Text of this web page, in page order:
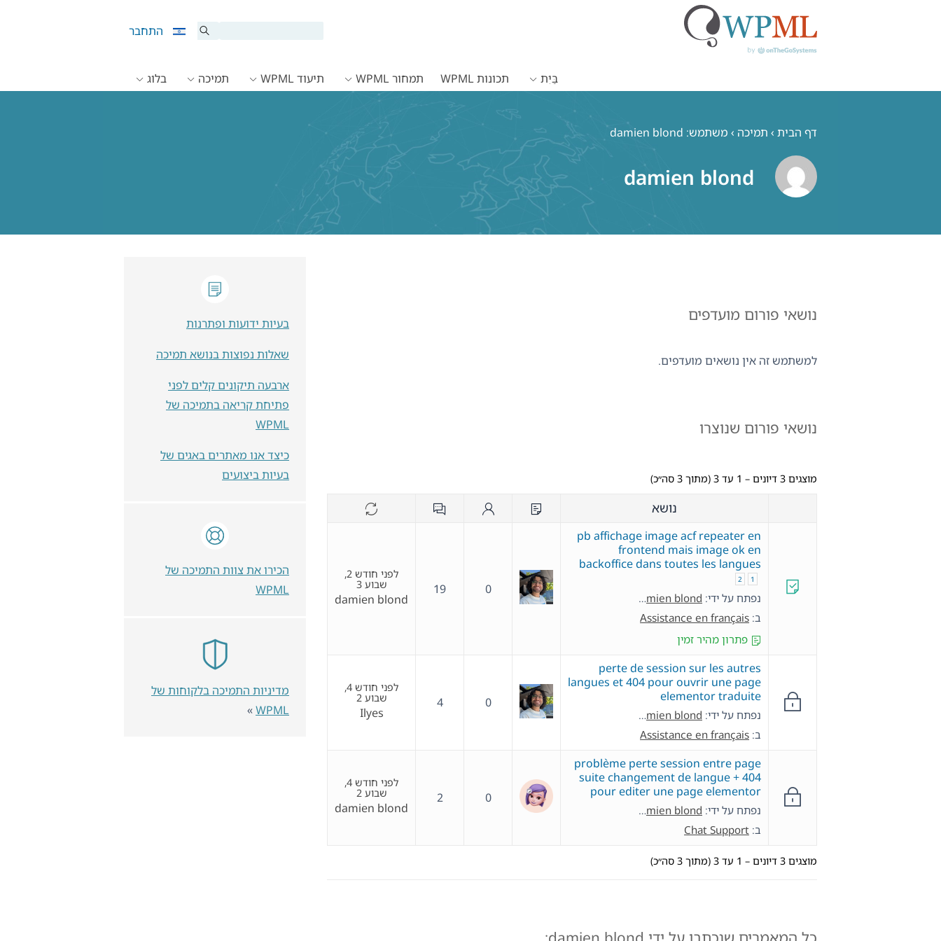
התחבר
בַּיִת תכונות WPML תמחור WPML תיעוד WPML תמיכה בלוג
דף הבית › תמיכה › משתמש: damien blond
damien blond
נושאי פורום מועדפים
למשתמש זה אין נושאים מועדפים.
נושאי פורום שנוצרו
מוצגים 3 דיונים – 1 עד 3 (מתוך 3 סה״כ)
נושא
pb affichage image acf repeater en
frontend mais image ok en
backoffice dans toutes les langues
1
2
נפתח על ידי: damien blond
ב: Assistance en français
פתרון מהיר זמין
0
19
לפני חודש 2,
שבוע 3
damien blond
perte de session sur les autres
langues et 404 pour ouvrir une page
elementor traduite
נפתח על ידי: damien blond
ב: Assistance en français
0
4
לפני חודש 4,
שבוע 2
Ilyes
problème perte session entre page
suite changement de langue + 404
pour editer une page elementor
נפתח על ידי: damien blond
ב: Chat Support
0
2
לפני חודש 4,
שבוע 2
damien blond
מוצגים 3 דיונים – 1 עד 3 (מתוך 3 סה״כ)
בעיות ידועות ופתרנות
שאלות נפוצות בנושא תמיכה
ארבעה תיקונים קלים לפני
פתיחת קריאה בתמיכה של
WPML
כיצד אנו מאתרים באגים של
בעיות ביצועים
הכירו את צוות התמיכה של
WPML
מדיניות התמיכה בלקוחות של
WPML
»